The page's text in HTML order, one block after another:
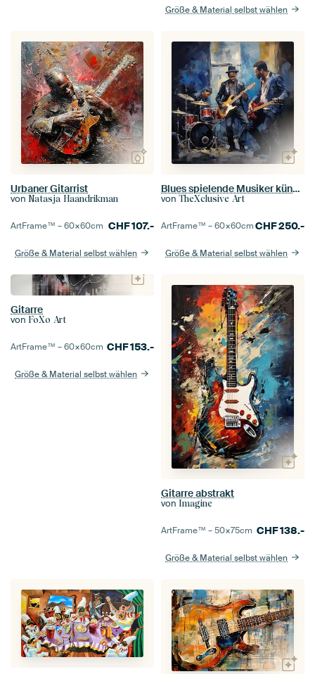
Größe & Material selbst wählen
Urbaner Gitarrist
von Natasja Haandrikman
ArtFrame™ –60×60cm CHF107.-
Größe & Material selbst wählen
Blues spielende Musiker künstlerisch
von TheXclusive Art
ArtFrame™ –60×60cmCHF250.-
Größe & Material selbst wählen
Gitarre
von FoXo Art
ArtFrame™ –60×60cm CHF153.-
Größe & Material selbst wählen
Gitarre abstrakt
von Imagine
ArtFrame™ –50×75cm CHF138.-
Größe & Material selbst wählen